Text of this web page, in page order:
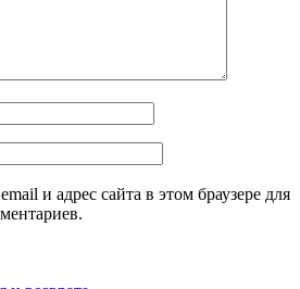
и адрес сайта в этом браузере для